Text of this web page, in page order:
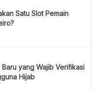
Satu Slot Pemain
yang Wajib Verifikasi
Hijab